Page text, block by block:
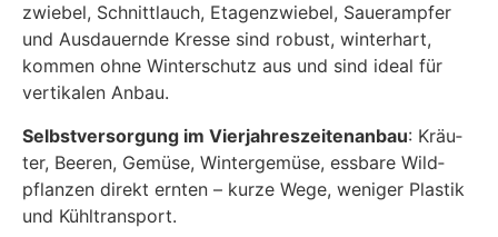
zwie­bel, Schnitt­lauch, Eta­gen­zwie­bel, Sau­er­amp­fer
und Aus­dau­ern­de Kres­se sind robust, win­ter­hart,
kom­men ohne Win­ter­schutz aus und sind ide­al für
ver­ti­ka­len Anbau.
Selbst­ver­sor­gung im Vier­jah­res­zei­ten­an­bau: Kräu­
ter, Bee­ren, Gemü­se, Win­ter­ge­mü­se, ess­ba­re Wild­
pflan­zen direkt ern­ten – kur­ze Wege, weni­ger Plas­tik
und Kühl­trans­port.